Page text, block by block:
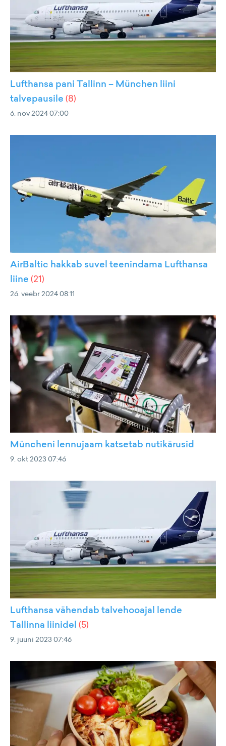
Lufthansa pani Tallinn – München liini
talvepausile (8)
6. nov 2024 07:00
AirBaltic hakkab suvel teenindama Lufthansa
liine (21)
26. veebr 2024 08:11
Müncheni lennujaam katsetab nutikärusid
9. okt 2023 07:46
Lufthansa vähendab talvehooajal lende
Tallinna liinidel (5)
9. juuni 2023 07:46